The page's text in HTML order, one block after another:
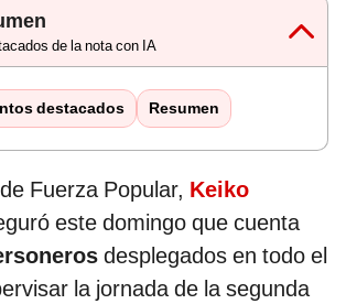
de la nota con IA
destacados Resumen
Fuerza Popular, Keiko
este domingo que cuenta
desplegados en todo el
la jornada de la segunda